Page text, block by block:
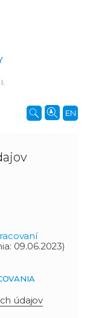
EN
09.06.2023)
údajov